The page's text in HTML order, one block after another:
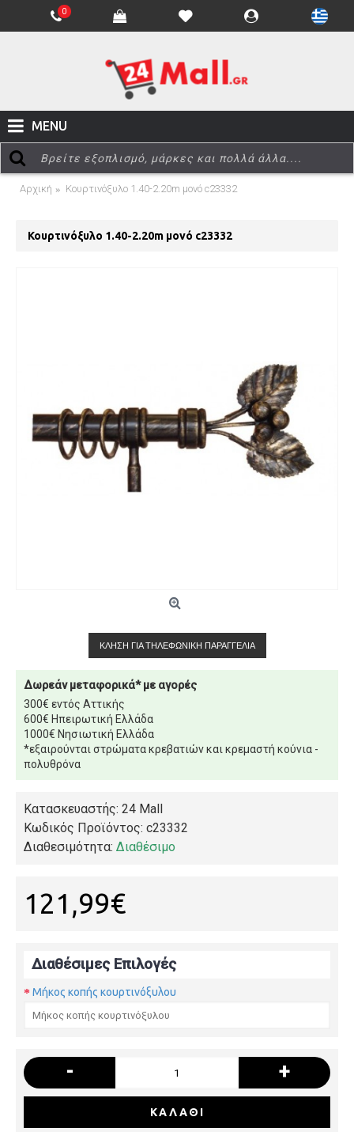
0
MENU
Αρχική Κουρτινόξυλο 1.40-2.20m μονό c23332
Κουρτινόξυλο 1.40-2.20m μονό c23332
ΚΛΉΣΗ ΓΙΑ ΤΗΛΕΦΩΝΙΚΉ ΠΑΡΑΓΓΕΛΊΑ
Δωρεάν μεταφορικά* με αγορές
300€ εντός Αττικής
600€ Ηπειρωτική Ελλάδα
1000€ Νησιωτική Ελλάδα
*εξαιρούνται στρώματα κρεβατιών και κρεμαστή κούνια -
πολυθρόνα
Κατασκευαστής: 24 Mall
Κωδικός Προϊόντος: c23332
Διαθεσιμότητα: Διαθέσιμο
121,99€
Διαθέσιμες Επιλογές
Μήκος κοπής κουρτινόξυλου
- +
ΚΑΛΆΘΙ